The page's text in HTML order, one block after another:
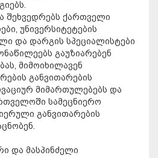
შეხვედრებს ქართველი
უნივერსიტეტების
და დარგის სპეციალისტები
გაუზიარებენ
მიმოიხილავენ
განვითარების
მიმართულებებს და
სამეცნიერო
განვითარების
და მასპინძელი